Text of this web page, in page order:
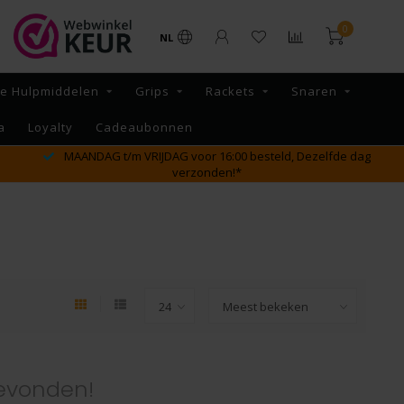
NL
0
Hulpmiddelen Grips Rackets Snaren
Loyalty
Cadeaubonnen
MAANDAG t/m VRIJDAG voor 16:00 besteld, Dezelfde dag
verzonden!*